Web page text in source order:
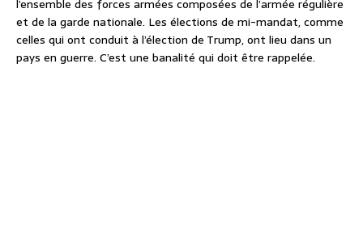
l’ensemble des forces armées composées de l’armée régulière
et de la garde nationale. Les élections de mi-mandat, comme
celles qui ont conduit à l’élection de Trump, ont lieu dans un
pays en guerre. C’est une banalité qui doit être rappelée.